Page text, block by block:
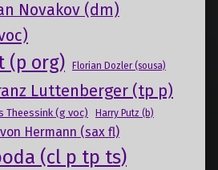
Novakov (dm)
(p org) Florian Dozler (sousa)
Luttenberger (tp p)
Theessink (g voc) Harry Putz (b)
Hermann (sax fl)
(cl p tp ts)